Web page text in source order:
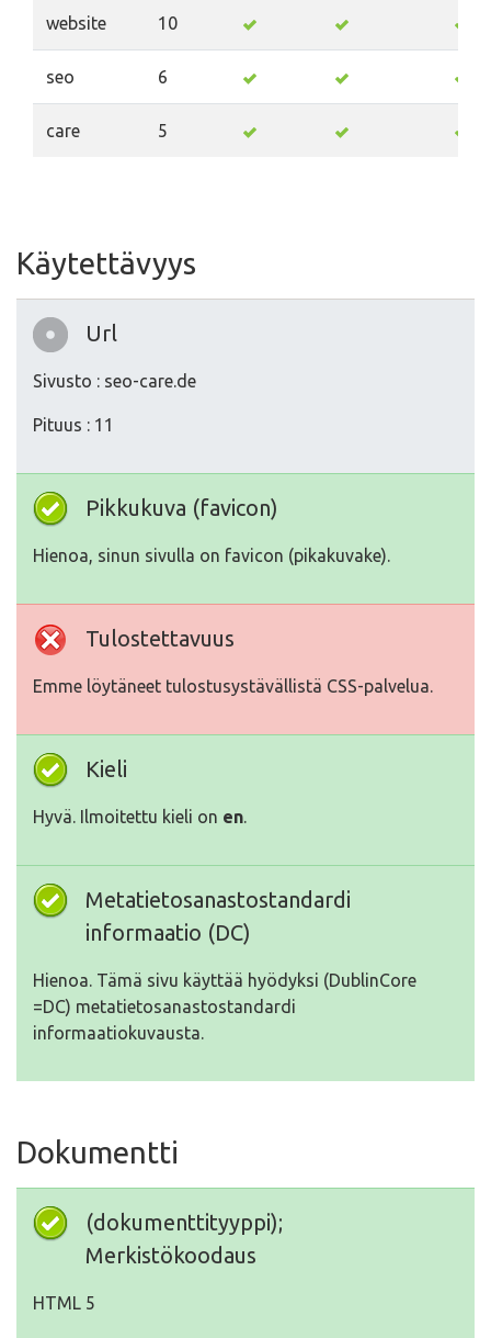
website 10
seo 6
care 5
Käytettävyys
Url
Sivusto : seo-care.de
Pituus : 11
Pikkukuva (favicon)
Hienoa, sinun sivulla on favicon (pikakuvake).
Tulostettavuus
Emme löytäneet tulostusystävällistä CSS-palvelua.
Kieli
Hyvä. Ilmoitettu kieli on en.
Metatietosanastostandardi
informaatio (DC)
Hienoa. Tämä sivu käyttää hyödyksi (DublinCore
=DC) metatietosanastostandardi
informaatiokuvausta.
Dokumentti
(dokumenttityyppi);
Merkistökoodaus
HTML 5